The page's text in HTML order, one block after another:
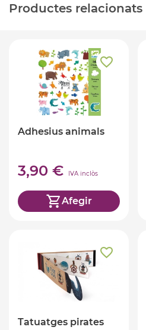
Productes relacionats
Adhesius animals
3,90 € IVA inclòs
Afegir
Tatuatges pirates